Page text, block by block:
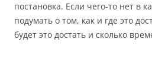
постановка. Если чего-то нет в
подумать о том, как и где это
будет это достать и сколько